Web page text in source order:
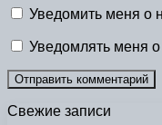
Уведомить меня о
Уведомлять меня
Свежие записи